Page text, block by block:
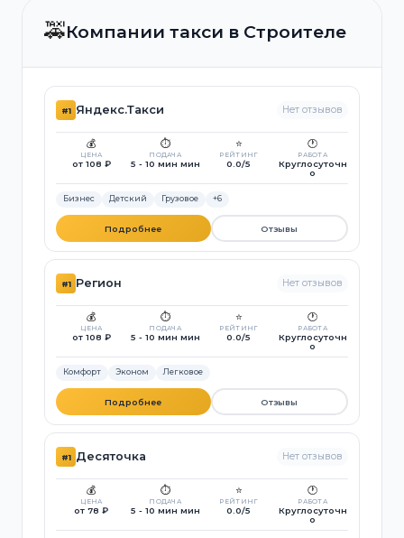
🚕Компании такси в Строителе
#1 Яндекс.Такси Нет отзывов
💰
ЦЕНА
от 108 ₽
⏱️
ПОДАЧА
5 - 10 мин мин
⭐
РЕЙТИНГ
0.0/5
🕐
РАБОТА
Круглосуточн
о
Бизнес Детский Грузовое +6
Подробнее Отзывы
#1 Регион Нет отзывов
💰
ЦЕНА
от 108 ₽
⏱️
ПОДАЧА
5 - 10 мин мин
⭐
РЕЙТИНГ
0.0/5
🕐
РАБОТА
Круглосуточн
о
Комфорт Эконом Легковое
Подробнее Отзывы
#1 Десяточка Нет отзывов
💰
ЦЕНА
от 78 ₽
⏱️
ПОДАЧА
5 - 10 мин мин
⭐
РЕЙТИНГ
0.0/5
🕐
РАБОТА
Круглосуточн
о